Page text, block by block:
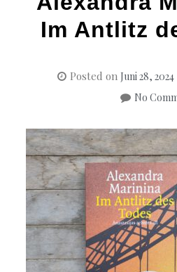
Im Antlitz
Posted on Juni 28, 2024
No